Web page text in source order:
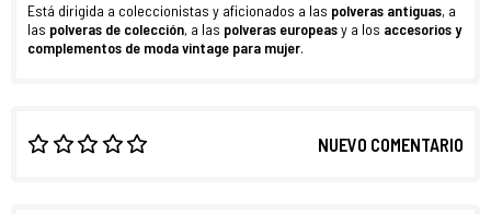
Está dirigida a coleccionistas y aficionados a las polveras antiguas, a
las polveras de colección, a las polveras europeasy a los accesorios y
complementos de moda vintage para mujer.
NUEVO COMENTARIO